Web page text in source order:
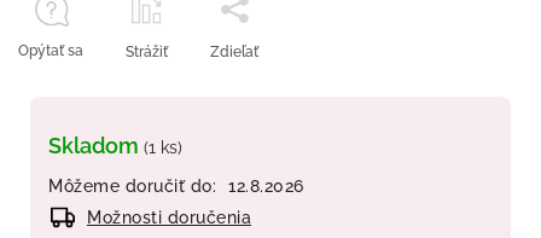
Skladom (1 ks)
Môžeme doručiť do:
12.8.2026
Možnosti doručenia
Opýtať sa Strážiť Zdieľať